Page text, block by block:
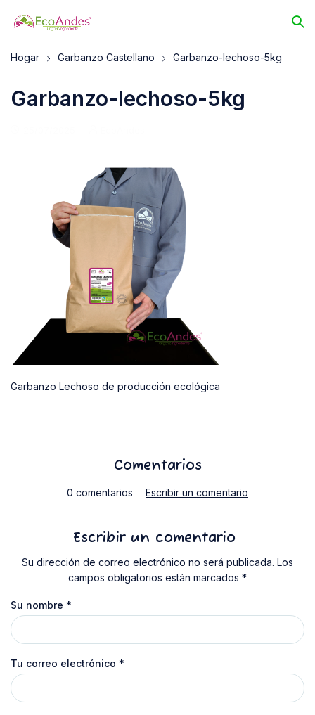
Hogar Garbanzo Castellano Garbanzo-lechoso-5kg
Garbanzo-lechoso-5kg
Garbanzo Lechoso de producción ecológica
Comentarios
0 comentarios Escribir un comentario
Escribir un comentario
Su dirección de correo electrónico no será publicada. Los
campos obligatorios están marcados *
Su nombre *
Tu correo electrónico *